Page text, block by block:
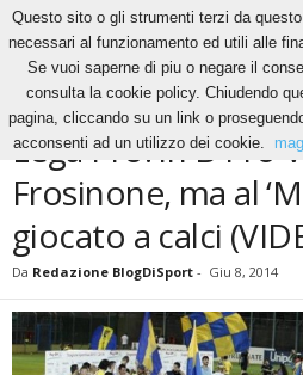
News Lega Pro: in B Pro Vercelli e
NEWS
Lega Pro: in B Pro
Frosinone, ma al
giocato a calci
Da Redazione BlogDiSport - Giu 8, 2014
Questo sito o gli strumenti terzi da
necessari al funzionamento ed utili alle
Se vuoi saperne di piu o negare il
consulta la cookie policy. Chiudendo
pagina, cliccando su un link o
acconsenti ad un utilizzo dei cookie.